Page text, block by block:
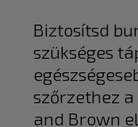
Biztosítsd
szükséges
szőrzethez
and Brown